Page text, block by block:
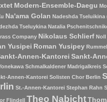
Modern-Ensemble-Daegu
Na'ama Golan Nadeshda Tseluikina
Tseluykina Natalia
Company Nikolaus Schlierf Noll
Yusipei Roman Yusipey Rummel
Annen-Kantorei Sankt-
Schmalkaldener Madrigalkreis
Annen-Kantorei Solisten Chor Berlin
St.-Annen-Kantorei Stephan Rahn
Flindell Theo Nabicht